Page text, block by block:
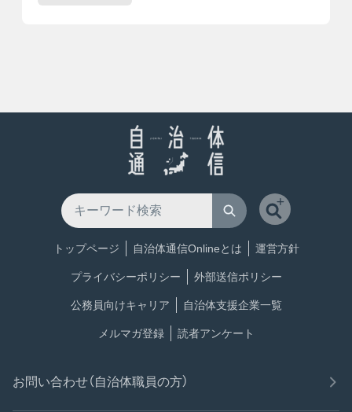
トップページ 自治体通信Onlineとは 運営方針
プライバシーポリシー 外部送信ポリシー
公務員向けキャリア 自治体支援企業一覧
メルマガ登録 読者アンケート
お問い合わせ（自治体職員の方）